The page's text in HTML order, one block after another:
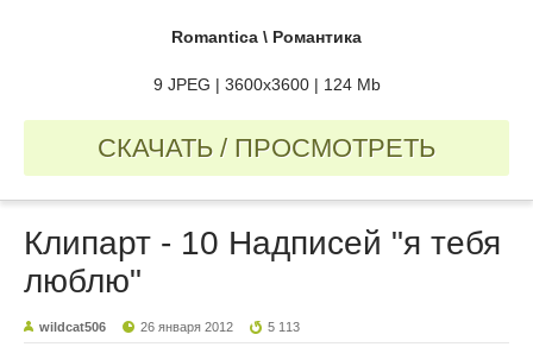
Romantica \ Романтика
9 JPEG | 3600х3600 | 124 Mb
СКАЧАТЬ / ПРОСМОТРЕТЬ
Клипарт - 10 Надписей "я тебя
люблю"
wildcat506 26 января 2012 5 113